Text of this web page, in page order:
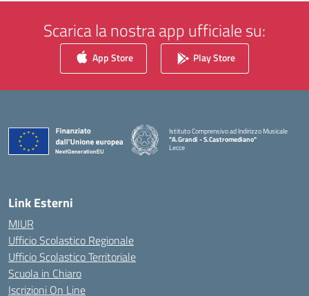
Scarica la nostra app ufficiale su:
App Store Play Store
Istituto Comprensivo ad Indirizzo Musicale
"A.Grandi - S.Castromediano"
Lecce
Link Esterni
MIUR
Ufficio Scolastico Regionale
Ufficio Scolastico Territoriale
Scuola in Chiaro
Iscrizioni On Line